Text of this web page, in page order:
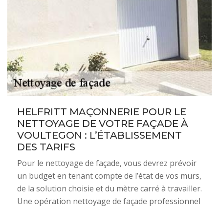
HELFRITT MAÇONNERIE POUR LE
NETTOYAGE DE VOTRE FAÇADE À
VOULTEGON : L’ÉTABLISSEMENT
DES TARIFS
Pour le nettoyage de façade, vous devrez prévoir
un budget en tenant compte de l’état de vos murs,
de la solution choisie et du mètre carré à travailler.
Une opération nettoyage de façade professionnel